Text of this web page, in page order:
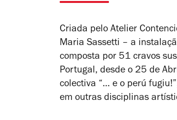
Criada pelo Atelier
Maria Sassetti – a
composta por 51 cravos
Portugal, desde o 25 de
colectiva “… e o perú
em outras disciplinas